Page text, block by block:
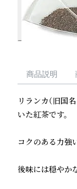
商品説明
リランカ（旧国
いた紅茶です。
コクのある力強
後味には穏やか